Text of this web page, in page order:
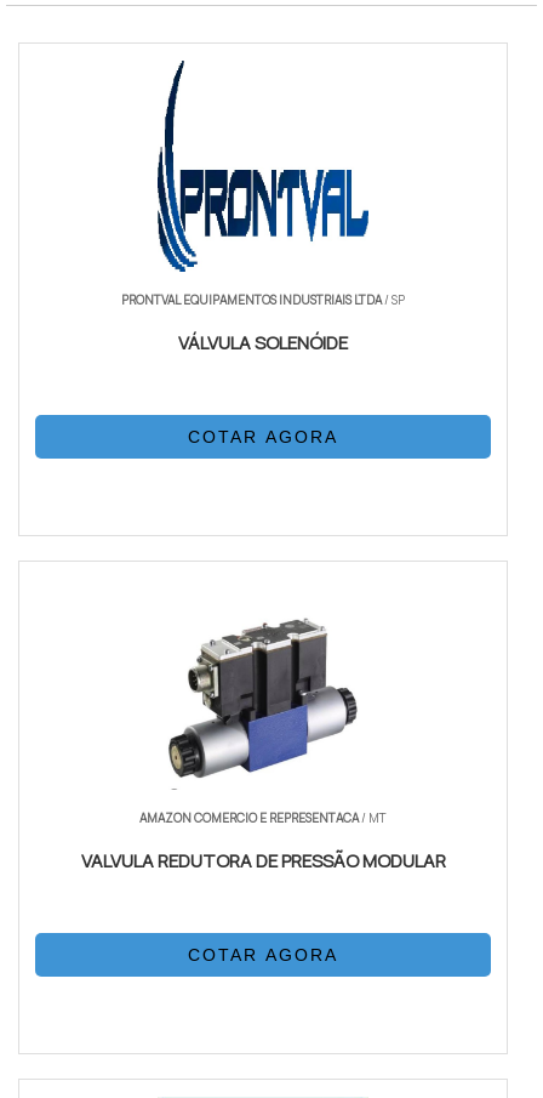
PRONTVAL EQUIPAMENTOS INDUSTRIAIS LTDA/ SP
VÁLVULA SOLENÓIDE
COTAR AGORA
AMAZON COMERCIO E REPRESENTACA/ MT
VALVULA REDUTORA DE PRESSÃO MODULAR
COTAR AGORA